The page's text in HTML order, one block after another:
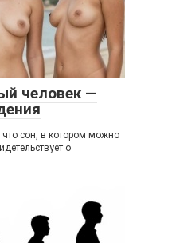
человек —
что сон, в котором можно
о